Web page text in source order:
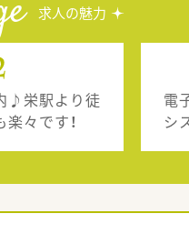
求人の魅力
♪栄駅より徒
々です！
電
シ